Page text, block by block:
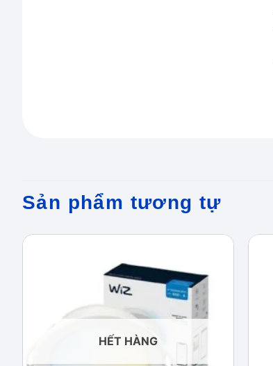
Sản phẩm tương tự
Add to
wishlist
HẾT HÀNG